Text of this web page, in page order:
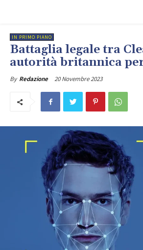
IN PRIMO PIANO
Battaglia legale tra
autorità britannica
By Redazione 20 Novembre 2023